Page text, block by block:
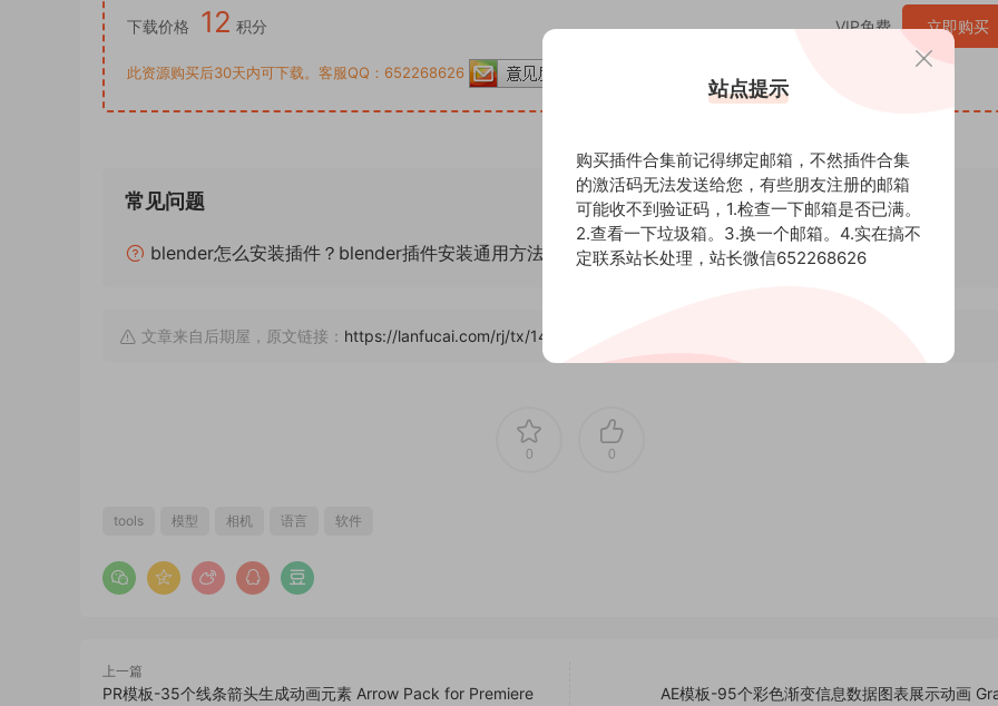
下载价格 12 积分 VIP免费 立即购买
此资源购买后30天内可下载。客服QQ：652268626
常见问题
blender怎么安装插件？blender插件安装通用方法！
文章来自后期屋，原文链接： https://lanfucai.com/rj/tx/14824
0 0
tools 模型 相机 语言 软件
上一篇
PR模板-35个线条箭头生成动画元素 Arrow Pack for Premiere
AE模板-95个彩色渐变信息数据图表展示动画
站点提示
购买插件合集前记得绑定邮箱，不然插件合集
的激活码无法发送给您，有些朋友注册的邮箱
可能收不到验证码，1.检查一下邮箱是否已满。
2.查看一下垃圾箱。3.换一个邮箱。4.实在搞不
定联系站长处理，站长微信652268626